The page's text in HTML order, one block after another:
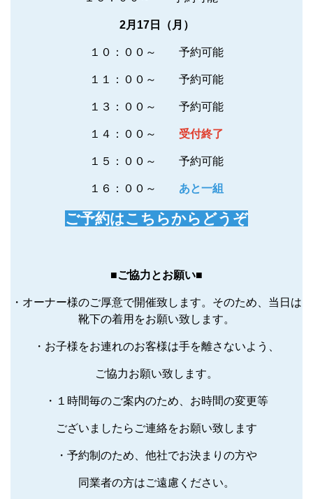
2月17日（月）
１０：００～ 予約可能
１１：００～ 予約可能
１３：００～ 予約可能
１４：００～ 受付終了
１５：００～ 予約可能
１６：００～ あと一組
ご予約はこちらからどうぞ
■ご協力とお願い■
・オーナー様のご厚意で開催致します。そのため、当日は
靴下の着用をお願い致します。
・お子様をお連れのお客様は手を離さないよう、
ご協力お願い致します。
・１時間毎のご案内のため、お時間の変更等
ございましたらご連絡をお願い致します
・予約制のため、他社でお決まりの方や
同業者の方はご遠慮ください。